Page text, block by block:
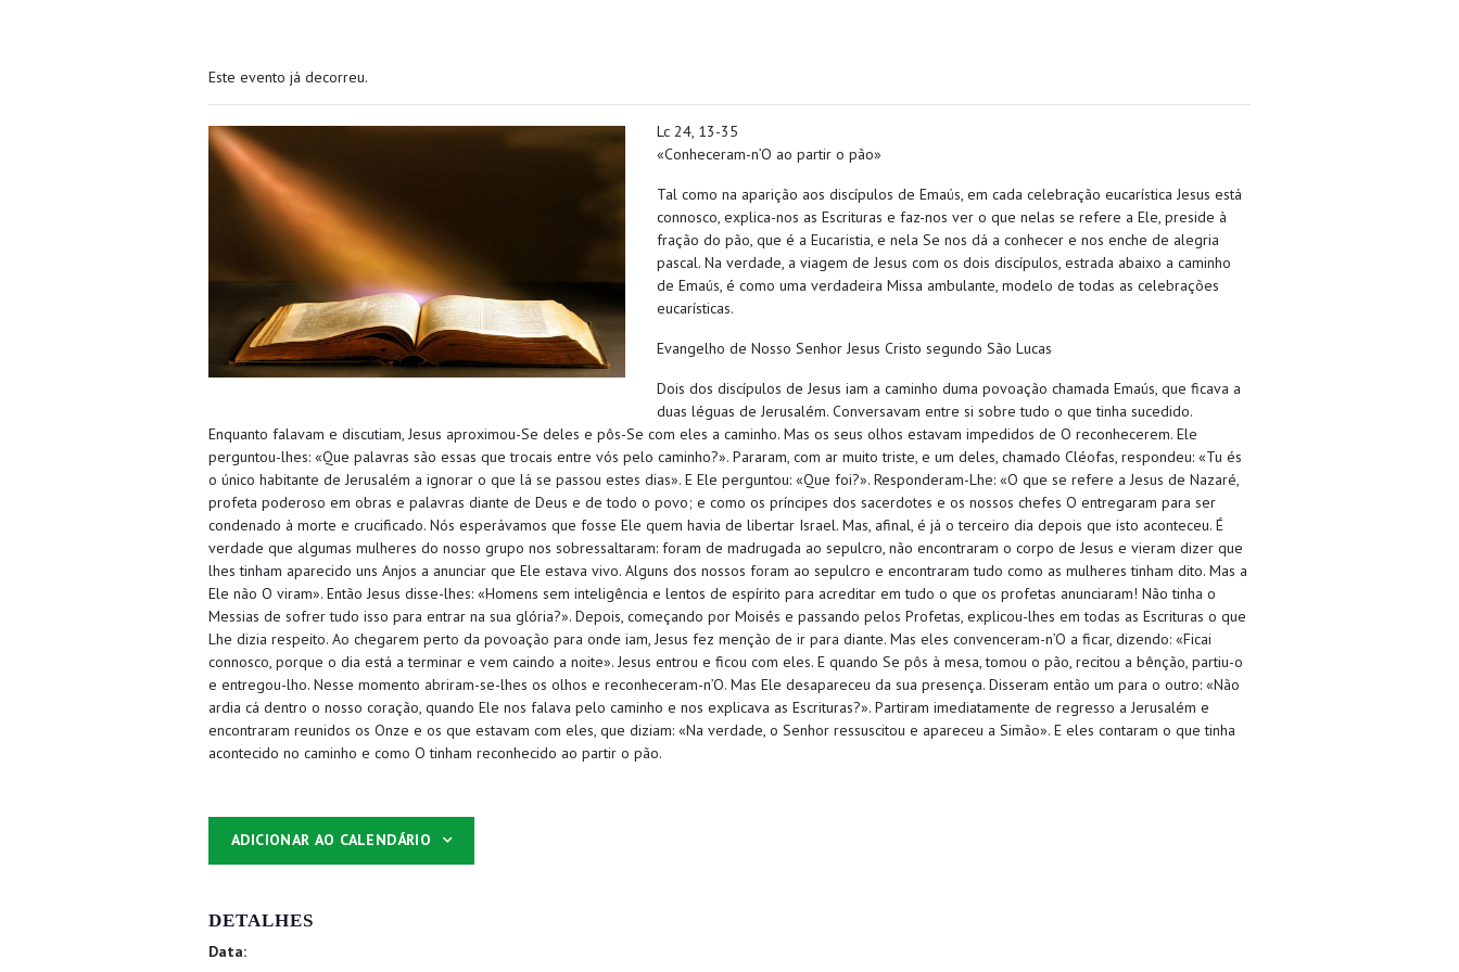
Este evento já decorreu.
Lc 24, 13-35
«Conheceram-n’O ao partir o pão»
Tal como na aparição aos discípulos de Emaús, em cada celebração eucarística Jesus está
connosco, explica-nos as Escrituras e faz-nos ver o que nelas se refere a Ele, preside à
fração do pão, que é a Eucaristia, e nela Se nos dá a conhecer e nos enche de alegria
pascal. Na verdade, a viagem de Jesus com os dois discípulos, estrada abaixo a caminho
de Emaús, é como uma verdadeira Missa ambulante, modelo de todas as celebrações
eucarísticas.
Evangelho de Nosso Senhor Jesus Cristo segundo São Lucas
Dois dos discípulos de Jesus iam a caminho duma povoação chamada Emaús, que ficava a
duas léguas de Jerusalém. Conversavam entre si sobre tudo o que tinha sucedido.
Enquanto falavam e discutiam, Jesus aproximou-Se deles e pôs-Se com eles a caminho. Mas os seus olhos estavam impedidos de O reconhecerem. Ele
perguntou-lhes: «Que palavras são essas que trocais entre vós pelo caminho?». Pararam, com ar muito triste, e um deles, chamado Cléofas, respondeu: «Tu és
o único habitante de Jerusalém a ignorar o que lá se passou estes dias». E Ele perguntou: «Que foi?». Responderam-Lhe: «O que se refere a Jesus de Nazaré,
profeta poderoso em obras e palavras diante de Deus e de todo o povo; e como os príncipes dos sacerdotes e os nossos chefes O entregaram para ser
condenado à morte e crucificado. Nós esperávamos que fosse Ele quem havia de libertar Israel. Mas, afinal, é já o terceiro dia depois que isto aconteceu. É
verdade que algumas mulheres do nosso grupo nos sobressaltaram: foram de madrugada ao sepulcro, não encontraram o corpo de Jesus e vieram dizer que
lhes tinham aparecido uns Anjos a anunciar que Ele estava vivo. Alguns dos nossos foram ao sepulcro e encontraram tudo como as mulheres tinham dito. Mas a
Ele não O viram». Então Jesus disse-lhes: «Homens sem inteligência e lentos de espírito para acreditar em tudo o que os profetas anunciaram! Não tinha o
Messias de sofrer tudo isso para entrar na sua glória?». Depois, começando por Moisés e passando pelos Profetas, explicou-lhes em todas as Escrituras o que
Lhe dizia respeito. Ao chegarem perto da povoação para onde iam, Jesus fez menção de ir para diante. Mas eles convenceram-n’O a ficar, dizendo: «Ficai
connosco, porque o dia está a terminar e vem caindo a noite». Jesus entrou e ficou com eles. E quando Se pôs à mesa, tomou o pão, recitou a bênção, partiu-o
e entregou-lho. Nesse momento abriram-se-lhes os olhos e reconheceram-n’O. Mas Ele desapareceu da sua presença. Disseram então um para o outro: «Não
ardia cá dentro o nosso coração, quando Ele nos falava pelo caminho e nos explicava as Escrituras?». Partiram imediatamente de regresso a Jerusalém e
encontraram reunidos os Onze e os que estavam com eles, que diziam: «Na verdade, o Senhor ressuscitou e apareceu a Simão». E eles contaram o que tinha
acontecido no caminho e como O tinham reconhecido ao partir o pão.
ADICIONAR AO CALENDÁRIO
DETALHES
Data: